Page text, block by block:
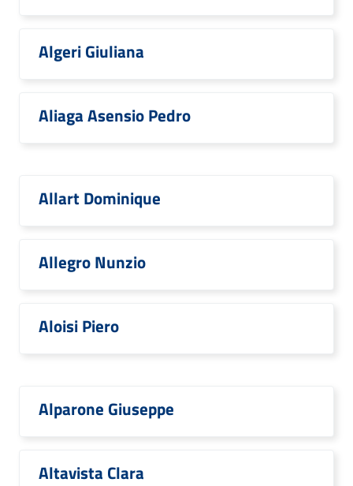
Algeri Giuliana
Aliaga Asensio Pedro
Allart Dominique
Allegro Nunzio
Aloisi Piero
Alparone Giuseppe
Altavista Clara